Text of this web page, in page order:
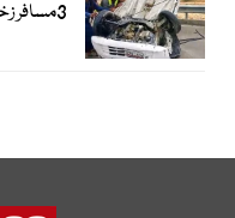
3مسافر زخمی